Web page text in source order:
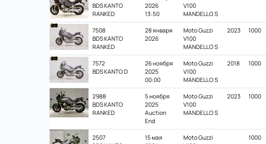
BDS KANTO
RANKED
2026
13:50
V100
MANDELLO S
7508
BDS KANTO
RANKED
28 января
2026
Moto Guzzi
V100
MANDELLO S
2023 1000
7572
BDS KANTO D
26 ноября
2025
00:00
Moto Guzzi
V100
MANDELLO S
2018 1000
2988
BDS KANTO
RANKED
5 ноября
2025
Auction
End
Moto Guzzi
V100
MANDELLO S
2023 1000
2507
15 мая
Moto Guzzi
1000